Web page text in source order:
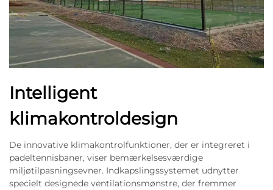
Intelligent
klimakontroldesign
De innovative klimakontrolfunktioner, der er integreret i
padeltennisbaner, viser bemærkelsesværdige
miljøtilpasningsevner. Indkapslingssystemet udnytter
specielt designede ventilationsmønstre, der fremmer